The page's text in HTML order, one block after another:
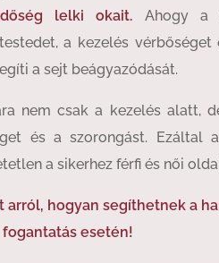
lelki okait. Ahogy a
a kezelés
a sejt beágyazódását.
nem csak a kezelés alatt,
és a szorongást. Ezáltal
a sikerhez férfi és női
arról, hogyan segíthetnek a
fogantatás esetén!